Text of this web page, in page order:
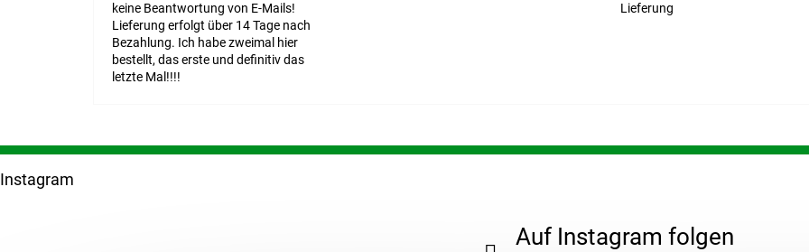
keine Beantwortung von E-Mails!
Lieferung erfolgt über 14 Tage nach
Bezahlung. Ich habe zweimal hier
bestellt, das erste und definitiv das
letzte Mal!!!!
Lieferung
F
u
Instagram
Auf Instagram folgen